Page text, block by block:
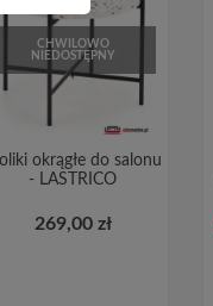
CHWILOWO
NIEDOSTĘPNY
okrągłe do salonu
- LASTRICO
269,00 zł